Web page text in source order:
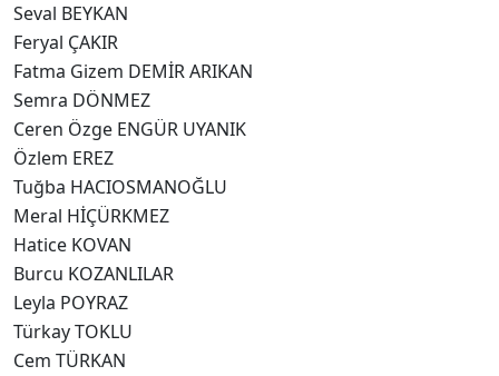
Seval BEYKAN
Feryal ÇAKIR
Fatma Gizem DEMİR ARIKAN
Semra DÖNMEZ
Ceren Özge ENGÜR UYANIK
Özlem EREZ
Tuğba HACIOSMANOĞLU
Meral HİÇÜRKMEZ
Hatice KOVAN
Burcu KOZANLILAR
Leyla POYRAZ
Türkay TOKLU
Cem TÜRKAN